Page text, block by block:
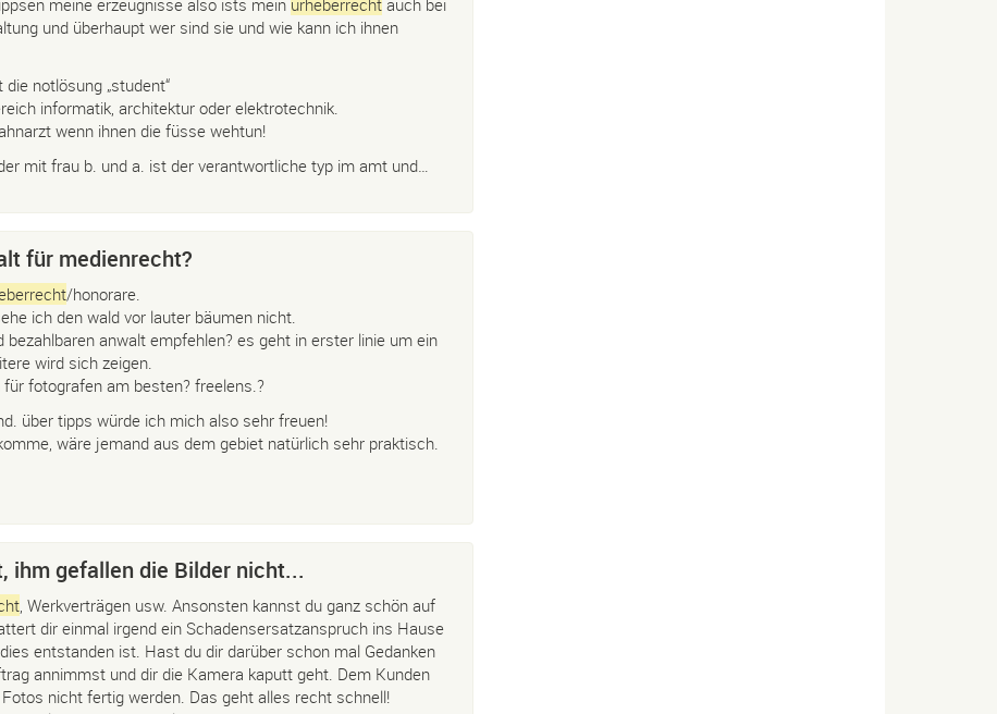
und überhaupt wer sind sie und wie kann ich ihnen
notlösung „student“
informatik, architektur oder elektrotechnik.
wenn ihnen die füsse wehtun!
mit frau b. und a. ist der verantwortliche typ im amt und…
für medienrecht?
/honorare.
ich den wald vor lauter bäumen nicht.
bezahlbaren anwalt empfehlen? es geht in erster linie um ein
wird sich zeigen.
fotografen am besten? freelens.?
über tipps würde ich mich also sehr freuen!
wäre jemand aus dem gebiet natürlich sehr praktisch.
ihm gefallen die Bilder nicht...
, Werkverträgen usw. Ansonsten kannst du ganz schön auf
dir einmal irgend ein Schadensersatzanspruch ins Hause
entstanden ist. Hast du dir darüber schon mal Gedanken
annimmst und dir die Kamera kaputt geht. Dem Kunden
nicht fertig werden. Das geht alles recht schnell!